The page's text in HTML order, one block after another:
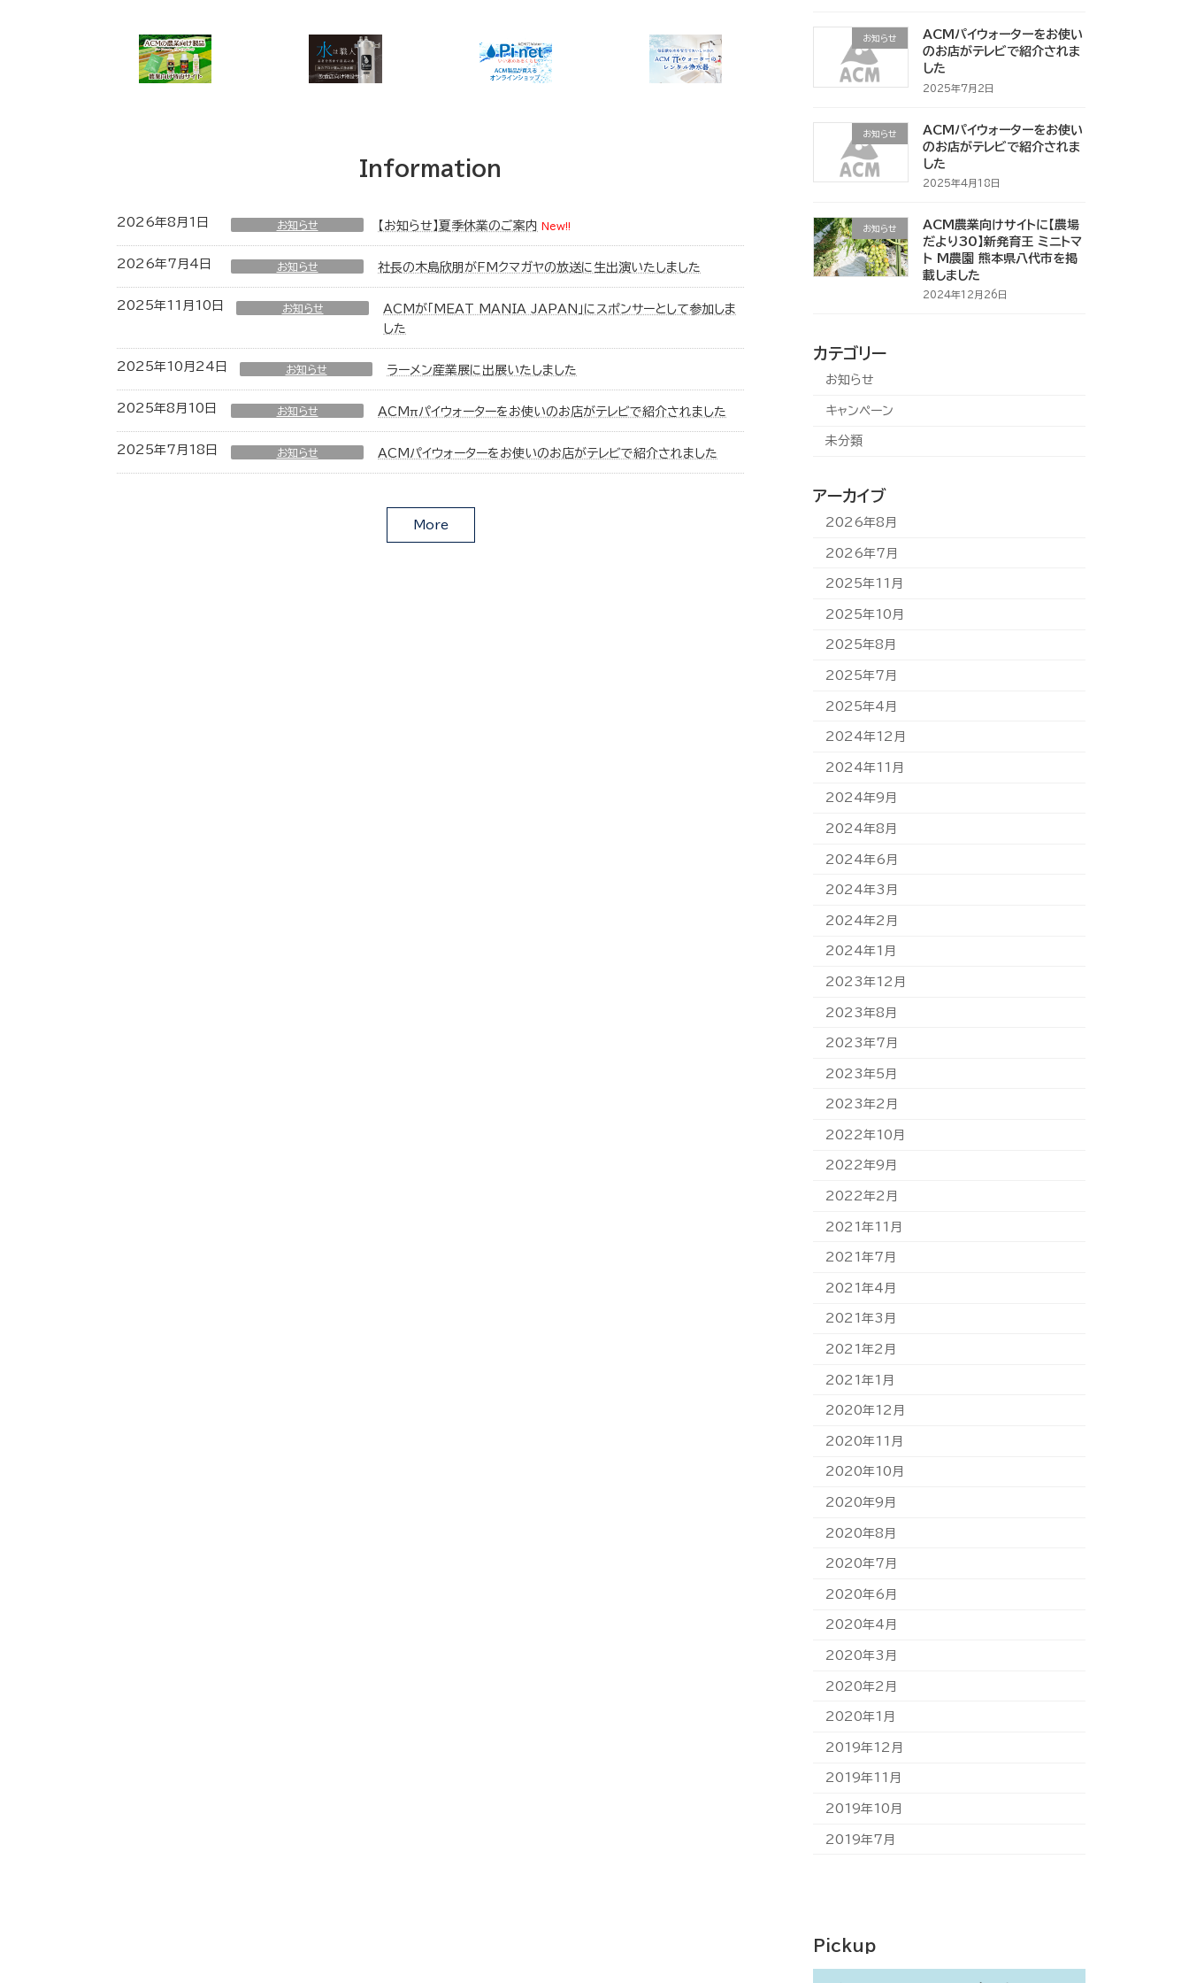
Information
2026年8月1日 お知らせ 【お知らせ】夏季休業のご案内 New!!
2026年7月4日 お知らせ 社長の木島欣朋がFMクマガヤの放送に生出演いたしました
2025年11月10日 お知らせ
ACMが「MEAT MANIA JAPAN」にスポンサーとして参加しま
した
2025年10月24日 お知らせ ラーメン産業展に出展いたしました
2025年8月10日 お知らせ ACMπパイウォーターをお使いのお店がテレビで紹介されました
2025年7月18日 お知らせ ACMパイウォーターをお使いのお店がテレビで紹介されました
More
お知らせ
ACMパイウォーターをお使い
のお店がテレビで紹介されま
した
2025年7月2日
お知らせ
ACMパイウォーターをお使い
のお店がテレビで紹介されま
した
2025年4月18日
お知らせ
ACM農業向けサイトに【農場
だより30】新発育王 ミニトマ
ト M農園 熊本県八代市を掲
載しました
2024年12月26日
カテゴリー
お知らせ
キャンペーン
未分類
アーカイブ
2026年8月
2026年7月
2025年11月
2025年10月
2025年8月
2025年7月
2025年4月
2024年12月
2024年11月
2024年9月
2024年8月
2024年6月
2024年3月
2024年2月
2024年1月
2023年12月
2023年8月
2023年7月
2023年5月
2023年2月
2022年10月
2022年9月
2022年2月
2021年11月
2021年7月
2021年4月
2021年3月
2021年2月
2021年1月
2020年12月
2020年11月
2020年10月
2020年9月
2020年8月
2020年7月
2020年6月
2020年4月
2020年3月
2020年2月
2020年1月
2019年12月
2019年11月
2019年10月
2019年7月
Pickup